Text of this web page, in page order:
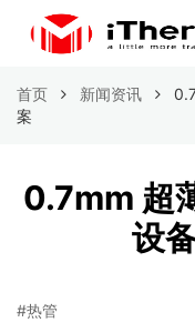
首页 新闻资讯
案
0.7mm 超
设
#热管